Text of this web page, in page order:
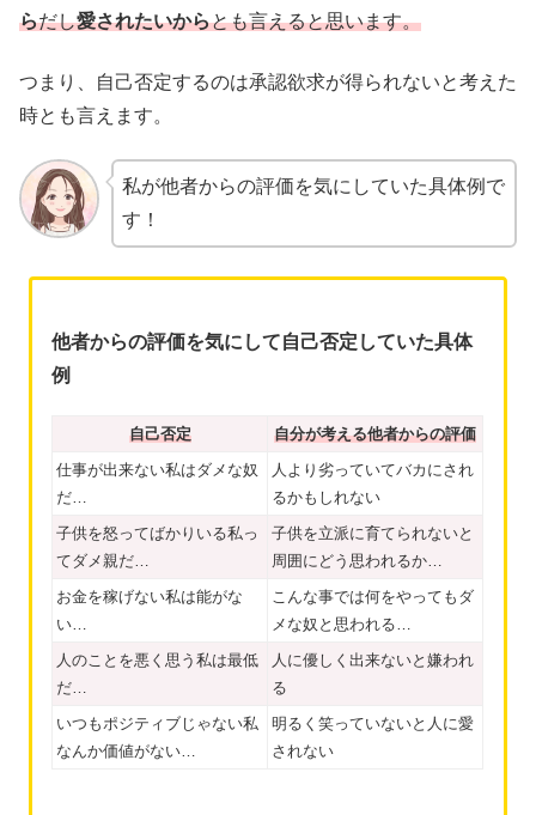
らだし愛されたいからとも言えると思います。
つまり、自己否定するのは承認欲求が得られないと考えた
時とも言えます。
私が他者からの評価を気にしていた具体例で
す！
他者からの評価を気にして自己否定していた具体
例
自己否定
自分が考える他者からの評価
仕事が出来ない私はダメな奴
だ…
人より劣っていてバカにされ
るかもしれない
子供を怒ってばかりいる私っ
てダメ親だ…
子供を立派に育てられないと
周囲にどう思われるか…
お金を稼げない私は能がな
い…
こんな事では何をやってもダ
メな奴と思われる…
人のことを悪く思う私は最低
だ…
人に優しく出来ないと嫌われ
る
いつもポジティブじゃない私
なんか価値がない…
明るく笑っていないと人に愛
されない